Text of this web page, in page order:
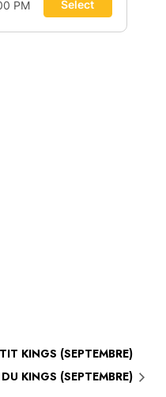
KINGS (SEPTEMBRE)
KINGS (SEPTEMBRE)